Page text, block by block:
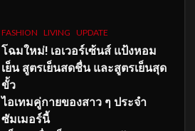
FASHION LIVING UPDATE
โฉมใหม่! เอเวอร์เซ้นส์ แป้งหอม
เย็น สูตรเย็นสดชื่น และสูตรเย็นสุด
ขั้ว
ไอเทมคู่กายของสาว ๆ ประจำ
ซัมเมอร์นี้